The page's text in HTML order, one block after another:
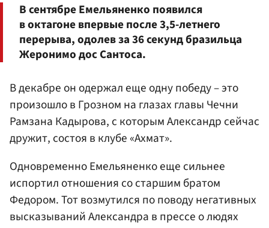
В сентябре Емельяненко появился
в октагоне впервые после 3,5-летнего
перерыва, одолев за 36 секунд бразильца
Жеронимо дос Сантоса.
В декабре он одержал еще одну победу – это
произошло в Грозном на глазах главы Чечни
Рамзана Кадырова, с которым Александр сейчас
дружит, состоя в клубе «Ахмат».
Одновременно Емельяненко еще сильнее
испортил отношения со старшим братом
Федором. Тот возмутился по поводу негативных
высказываний Александра в прессе о людях